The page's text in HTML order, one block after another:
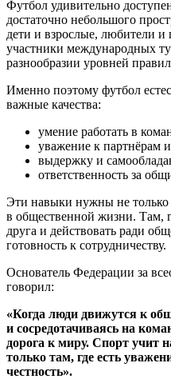
Футбол удивительно
достаточно небольшого
дети и взрослые, любители
участники международных
разнообразии уровней
Именно поэтому футбол
важные качества:
умение работать в
уважение к партнёрам
выдержку и
ответственность за
Эти навыки нужны не только
в общественной жизни. Там,
друга и действовать ради
готовность к сотрудничеству.
Основатель Федерации за
говорил:
«Когда люди движутся к
и сосредотачиваясь на
дорога к миру. Спорт учит
только там, где есть
честность».